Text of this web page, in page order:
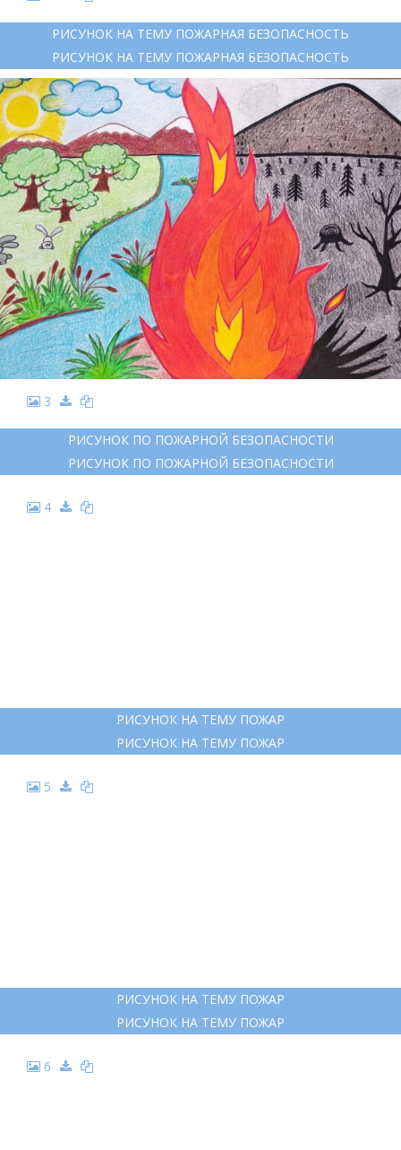
РИСУНОК НА ТЕМУ ПОЖАРНАЯ БЕЗОПАСНОСТЬ
РИСУНОК НА ТЕМУ ПОЖАРНАЯ БЕЗОПАСНОСТЬ
3
РИСУНОК ПО ПОЖАРНОЙ БЕЗОПАСНОСТИ
РИСУНОК ПО ПОЖАРНОЙ БЕЗОПАСНОСТИ
4
РИСУНОК НА ТЕМУ ПОЖАР
РИСУНОК НА ТЕМУ ПОЖАР
5
РИСУНОК НА ТЕМУ ПОЖАР
РИСУНОК НА ТЕМУ ПОЖАР
6